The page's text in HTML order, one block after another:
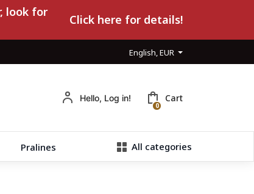
look for
Click here for details!
English, EUR
Hello, Log in!
0
Cart
Pralines All categories